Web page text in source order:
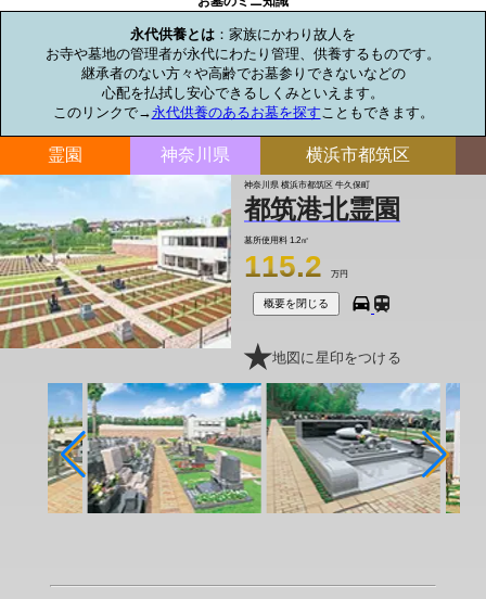
永代供養とは ：家族にかわり故人を
お寺や墓地の管理者が永代にわたり管理、供養するものです。
継承者のない方々や高齢でお墓参りできないなどの
心配を払拭し安心できるしくみといえます。
このリンクで→永代供養のあるお墓を探す こともできます。
霊園 神奈川県 横浜市都筑区
神奈川県 横浜市都筑区 牛久保町
都筑港北霊園
墓所使用料 1.2㎡
115.2 万円
概要を閉じる
地図に星印をつける